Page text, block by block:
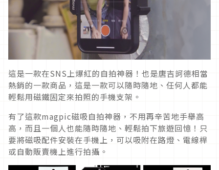
這是一款在SNS上爆紅的自拍神器！也是唐吉訶德相當
熱銷的一款商品，這是一款可以隨時隨地、任何人都能
輕鬆用磁鐵固定來拍照的手機支架。
有了這款magpic磁吸自拍神器，不用再辛苦地手舉高
高，而且一個人也能隨時隨地、輕鬆拍下旅遊回憶！只
要將磁吸配件安裝在手機上，可以吸附在路燈、電線桿
或自動販賣機上進行拍攝。